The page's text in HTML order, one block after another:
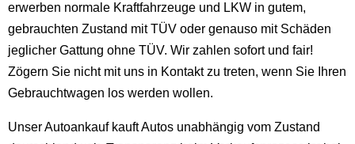
erwerben normale Kraftfahrzeuge und LKW in gutem,
gebrauchten Zustand mit TÜV oder genauso mit Schäden
jeglicher Gattung ohne TÜV. Wir zahlen sofort und fair!
Zögern Sie nicht mit uns in Kontakt zu treten, wenn Sie Ihren
Gebrauchtwagen los werden wollen.
Unser Autoankauf kauft Autos unabhängig vom Zustand